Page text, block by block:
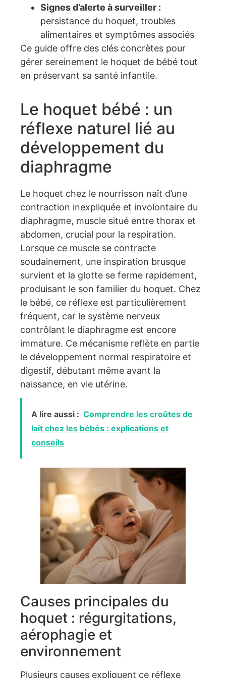
Signes d’alerte à surveiller :
persistance du hoquet, troubles
alimentaires et symptômes associés
Ce guide offre des clés concrètes pour
gérer sereinement le hoquet de bébé tout
en préservant sa santé infantile.
Le hoquet bébé : un
réflexe naturel lié au
développement du
diaphragme
Le hoquet chez le nourrisson naît d’une
contraction inexpliquée et involontaire du
diaphragme, muscle situé entre thorax et
abdomen, crucial pour la respiration.
Lorsque ce muscle se contracte
soudainement, une inspiration brusque
survient et la glotte se ferme rapidement,
produisant le son familier du hoquet. Chez
le bébé, ce réflexe est particulièrement
fréquent, car le système nerveux
contrôlant le diaphragme est encore
immature. Ce mécanisme reflète en partie
le développement normal respiratoire et
digestif, débutant même avant la
naissance, en vie utérine.
A lire aussi : Comprendre les croûtes de
lait chez les bébés : explications et
conseils
Causes principales du
hoquet : régurgitations,
aérophagie et
environnement
Plusieurs causes expliquent ce réflexe